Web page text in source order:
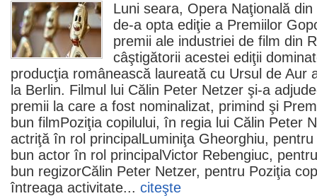
Luni seara, Opera Naţională
de-a opta ediţie a Premiilor
premii ale industriei de film din
câştigătorii acestei ediţii
producţia românească laureată cu Ursul de Aur
la Berlin. Filmul lui Călin Peter Netzer şi-a
premii la care a fost nominalizat, primind şi
bun filmPoziţia copilului, în regia lui Călin Peter
actriţă în rol principal Luminiţa Gheorghiu, pentru
bun actor în rol principalVictor Rebengiuc,
bun regizorCălin Peter Netzer, pentru Poziţia
întreaga activitate... citeşte